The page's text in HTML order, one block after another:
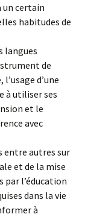
certain
habitudes de
langues
de
d’une
à utiliser ses
et le
avec
autres sur
et de la mise
par l’éducation
dans la vie
à